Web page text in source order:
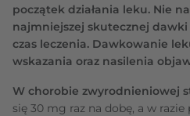
początek działania leku. Nie
najmniejszej skutecznej
czas leczenia. Dawkowanie
wskazania oraz nasilenia
W chorobie zwyrodnieniowej
się 30 mg raz na dobę, a w